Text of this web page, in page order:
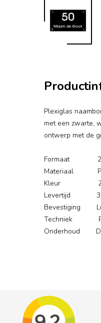
Plexiglas
met een zwarte,
ontwerp met de
Formaat 25
Materiaal
Kleur
Levertijd 3
Bevestiging
Techniek
Onderhoud Dit